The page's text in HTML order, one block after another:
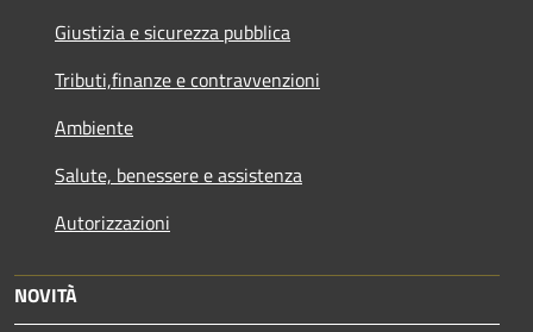
Giustizia e sicurezza pubblica
Tributi,finanze e contravvenzioni
Ambiente
Salute, benessere e assistenza
Autorizzazioni
NOVITÀ